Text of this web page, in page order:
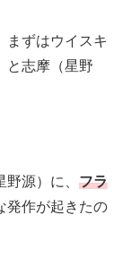
まずはウイスキ
と志摩（星野
源）に、 フラ
発作が起きたの